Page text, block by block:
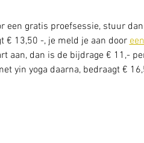
een gratis proefsessie, stuur
€ 13,50 -, je meld je aan door
aan, dan is de bijdrage € 11,-
yin yoga daarna, bedraagt €